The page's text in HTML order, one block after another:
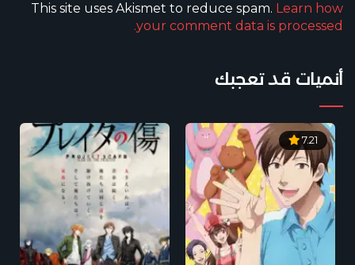
This site uses Akismet to reduce spam. Learn how
your comment data is processed.
أنميات قد تعجبك
7.21